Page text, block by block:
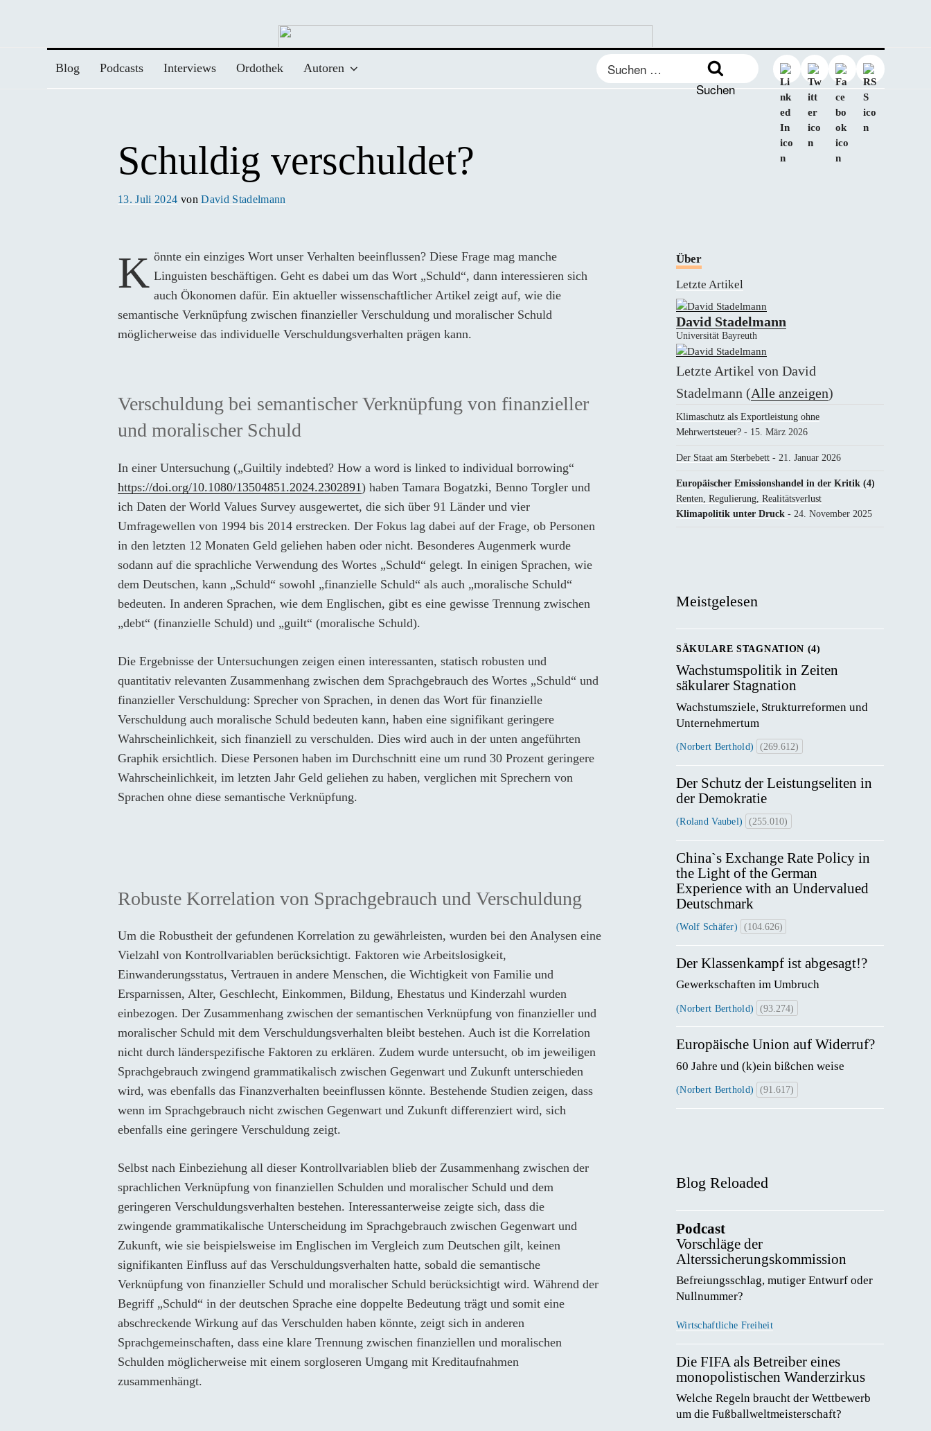
Blog Podcasts Interviews Ordothek Autoren
Suchen
nach:
Suchen
Schuldig verschuldet?
Veröffentlicht
13. Juli 2024 vonDavid Stadelmann
Könnte ein einziges Wort unser Verhalten beeinflussen? Diese Frage mag manche Linguisten beschäftigen. Geht es dabei um das Wort „Schuld“, dann interessieren sich
auch Ökonomen dafür. Ein aktueller wissenschaftlicher Artikel zeigt auf, wie die
semantische Verknüpfung zwischen finanzieller Verschuldung und moralischer Schuld
möglicherweise das individuelle Verschuldungsverhalten prägen kann.
Verschuldung bei semantischer Verknüpfung von finanzieller
und moralischer Schuld
In einer Untersuchung („Guiltily indebted? How a word is linked to individual borrowing“
https://doi.org/10.1080/13504851.2024.2302891) haben Tamara Bogatzki, Benno Torgler und
ich Daten der World Values Survey ausgewertet, die sich über 91 Länder und vier
Umfragewellen von 1994 bis 2014 erstrecken. Der Fokus lag dabei auf der Frage, ob Personen
in den letzten 12 Monaten Geld geliehen haben oder nicht. Besonderes Augenmerk wurde
sodann auf die sprachliche Verwendung des Wortes „Schuld“ gelegt. In einigen Sprachen, wie
dem Deutschen, kann „Schuld“ sowohl „finanzielle Schuld“ als auch „moralische Schuld“
bedeuten. In anderen Sprachen, wie dem Englischen, gibt es eine gewisse Trennung zwischen
„debt“ (finanzielle Schuld) und „guilt“ (moralische Schuld).
Die Ergebnisse der Untersuchungen zeigen einen interessanten, statisch robusten und
quantitativ relevanten Zusammenhang zwischen dem Sprachgebrauch des Wortes „Schuld“ und
finanzieller Verschuldung: Sprecher von Sprachen, in denen das Wort für finanzielle
Verschuldung auch moralische Schuld bedeuten kann, haben eine signifikant geringere
Wahrscheinlichkeit, sich finanziell zu verschulden. Dies wird auch in der unten angeführten
Graphik ersichtlich. Diese Personen haben im Durchschnitt eine um rund 30 Prozent geringere
Wahrscheinlichkeit, im letzten Jahr Geld geliehen zu haben, verglichen mit Sprechern von
Sprachen ohne diese semantische Verknüpfung.
Robuste Korrelation von Sprachgebrauch und Verschuldung
Um die Robustheit der gefundenen Korrelation zu gewährleisten, wurden bei den Analysen eine
Vielzahl von Kontrollvariablen berücksichtigt. Faktoren wie Arbeitslosigkeit,
Einwanderungsstatus, Vertrauen in andere Menschen, die Wichtigkeit von Familie und
Ersparnissen, Alter, Geschlecht, Einkommen, Bildung, Ehestatus und Kinderzahl wurden
einbezogen. Der Zusammenhang zwischen der semantischen Verknüpfung von finanzieller und
moralischer Schuld mit dem Verschuldungsverhalten bleibt bestehen. Auch ist die Korrelation
nicht durch länderspezifische Faktoren zu erklären. Zudem wurde untersucht, ob im jeweiligen
Sprachgebrauch zwingend grammatikalisch zwischen Gegenwart und Zukunft unterschieden
wird, was ebenfalls das Finanzverhalten beeinflussen könnte. Bestehende Studien zeigen, dass
wenn im Sprachgebrauch nicht zwischen Gegenwart und Zukunft differenziert wird, sich
ebenfalls eine geringere Verschuldung zeigt.
Selbst nach Einbeziehung all dieser Kontrollvariablen blieb der Zusammenhang zwischen der
sprachlichen Verknüpfung von finanziellen Schulden und moralischer Schuld und dem
geringeren Verschuldungsverhalten bestehen. Interessanterweise zeigte sich, dass die
zwingende grammatikalische Unterscheidung im Sprachgebrauch zwischen Gegenwart und
Zukunft, wie sie beispielsweise im Englischen im Vergleich zum Deutschen gilt, keinen
signifikanten Einfluss auf das Verschuldungsverhalten hatte, sobald die semantische
Verknüpfung von finanzieller Schuld und moralischer Schuld berücksichtigt wird. Während der
Begriff „Schuld“ in der deutschen Sprache eine doppelte Bedeutung trägt und somit eine
abschreckende Wirkung auf das Verschulden haben könnte, zeigt sich in anderen
Sprachgemeinschaften, dass eine klare Trennung zwischen finanziellen und moralischen
Schulden möglicherweise mit einem sorgloseren Umgang mit Kreditaufnahmen
zusammenhängt.
Über
Letzte Artikel
David Stadelmann
Universität Bayreuth
Letzte Artikel von David
Stadelmann (Alle anzeigen)
Klimaschutz als Exportleistung ohne
Mehrwertsteuer? - 15. März 2026
Der Staat am Sterbebett - 21. Januar 2026
Europäischer Emissionshandel in der Kritik (4)
Renten, Regulierung, Realitätsverlust
Klimapolitik unter Druck - 24. November 2025
Meistgelesen
SÄKULARE STAGNATION (4)
Wachstumspolitik in Zeiten
säkularer Stagnation
Wachstumsziele, Strukturreformen und
Unternehmertum
(Norbert Berthold) (269.612)
Der Schutz der Leistungseliten in
der Demokratie
(Roland Vaubel) (255.010)
China`s Exchange Rate Policy in
the Light of the German
Experience with an Undervalued
Deutschmark
(Wolf Schäfer) (104.626)
Der Klassenkampf ist abgesagt!?
Gewerkschaften im Umbruch
(Norbert Berthold) (93.274)
Europäische Union auf Widerruf?
60 Jahre und (k)ein bißchen weise
(Norbert Berthold) (91.617)
Blog Reloaded
Podcast
Vorschläge der
Alterssicherungskommission
Befreiungsschlag, mutiger Entwurf oder
Nullnummer?
Wirtschaftliche Freiheit
Die FIFA als Betreiber eines
monopolistischen Wanderzirkus
Welche Regeln braucht der Wettbewerb
um die Fußballweltmeisterschaft?